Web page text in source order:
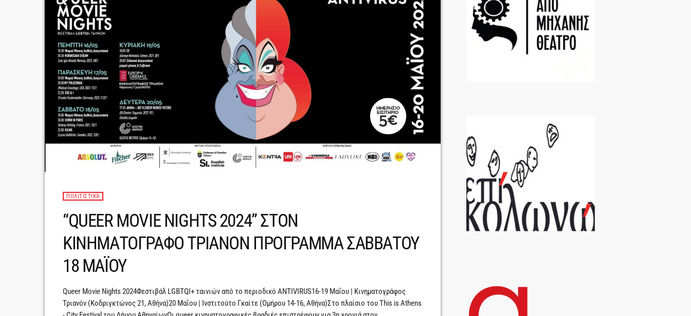
ΠΟΛΙΤΙΣΤΙΚΆ
“QUEER MOVIE NIGHTS 2024” ΣΤΟΝ
ΚΙΝΗΜΑΤΟΓΡΑΦΟ ΤΡΙΑΝΟΝ ΠΡΟΓΡΑΜΜΑ ΣΑΒΒΑΤΟΥ
18 ΜΑΪΟΥ
Queer Movie Nights 2024Φεστιβάλ LGBTQΙ+ ταινιών από το περιοδικό ANTIVIRUS16-19 Μαΐου | Κινηματογράφος
Τριανόν (Κοδριγκτώνος 21, Αθήνα)20 Μαΐου | Ινστιτούτο Γκαίτε (Ομήρου 14-16, Αθήνα)Στο πλαίσιο του This is Athens